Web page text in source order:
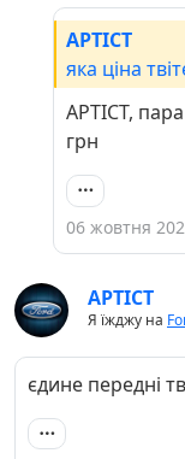
APTICT
яка ціна
APTICT,
грн
06 жовтня
APTICT
Я їжджу на
єдине передні